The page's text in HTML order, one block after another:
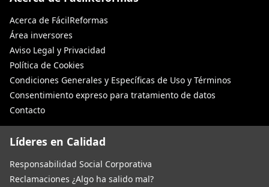
Acerca de FácilReformas
Área inversores
Aviso Legal y Privacidad
Política de Cookies
Condiciones Generales y Específicas de Uso y Términos
Consentimiento expreso para tratamiento de datos
Contacto
Líderes en Calidad
Responsabilidad Social Corporativa
Reclamaciones ¿Algo ha salido mal?